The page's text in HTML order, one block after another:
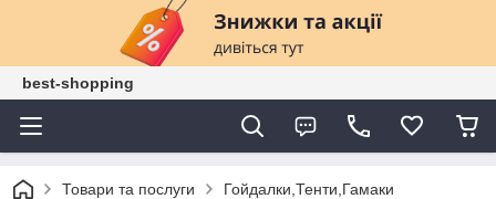
best-shopping
Товари та послуги Гойдалки,Тенти,Гамаки